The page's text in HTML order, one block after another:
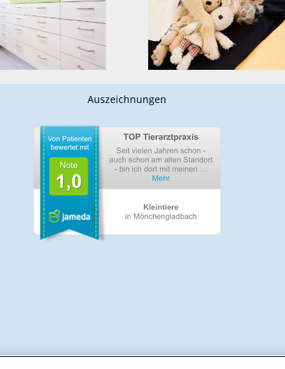
Auszeichnungen